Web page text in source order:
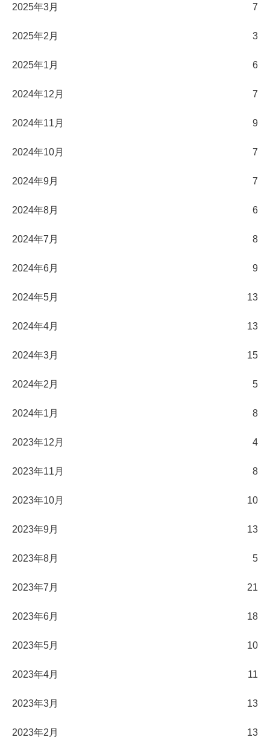
2025年3月 7
2025年2月 3
2025年1月 6
2024年12月 7
2024年11月 9
2024年10月 7
2024年9月 7
2024年8月 6
2024年7月 8
2024年6月 9
2024年5月 13
2024年4月 13
2024年3月 15
2024年2月 5
2024年1月 8
2023年12月 4
2023年11月 8
2023年10月 10
2023年9月 13
2023年8月 5
2023年7月 21
2023年6月 18
2023年5月 10
2023年4月 11
2023年3月 13
2023年2月 13